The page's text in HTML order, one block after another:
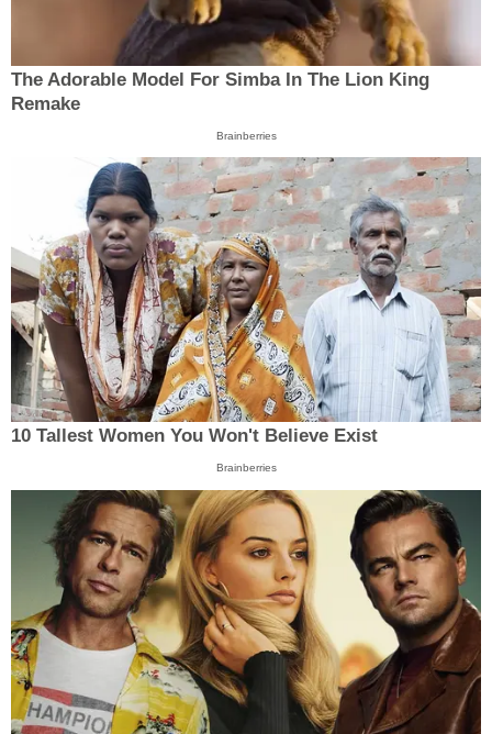
The Adorable Model For Simba In The Lion King
Remake
Brainberries
10 Tallest Women You Won't Believe Exist
Brainberries